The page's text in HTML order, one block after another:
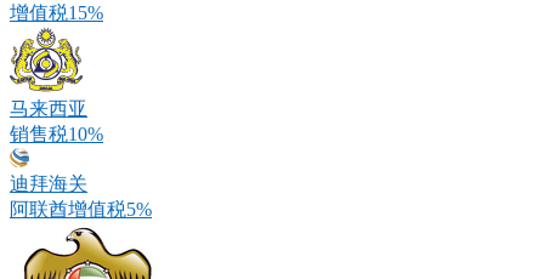
增值税15%
马来西亚
销售税10%
迪拜海关
阿联酋增值税5%